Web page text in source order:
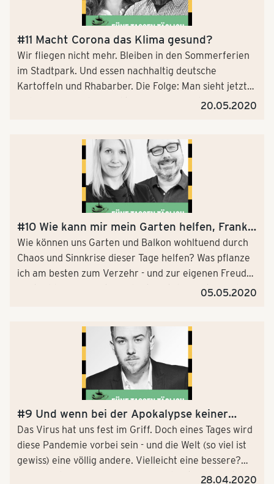
#11 Macht Corona das Klima gesund?
Wir fliegen nicht mehr. Bleiben in den Sommerferien
im Stadtpark. Und essen nachhaltig deutsche
Kartoffeln und Rhabarber. Die Folge: Man sieht jetzt
Delfine in Venedig - und keinen Smog mehr in China.
leidenschaftliche TV-Wettermoderatorin Michaela
Koschak & Daniel Koltermann, verantwortlich für das
Tchibo Klimaschutzprogramm.
20.05.2020
#10 Wie kann mir mein Garten helfen, Frank
Gerdes?
Wie können uns Garten und Balkon wohltuend durch
Chaos und Sinnkrise dieser Tage helfen? Was pflanze
ich am besten zum Verzehr - und zur eigenen Freude?
Gartenblogger Frank Gerdes kennt die Gärten vieler
Unkraut kämpft Saskia Vester? Wozu pflanzt Prinz
Charles Kriechthymian?
05.05.2020
#9 Und wenn bei der Apokalypse keiner
mitmacht, Tristan Horx?
Das Virus hat uns fest im Griff. Doch eines Tages wird
diese Pandemie vorbei sein - und die Welt (so viel ist
gewiss) eine völlig andere. Vielleicht eine bessere?
Wir sprechen in unserer neuen Podcast-Folge mit
28.04.2020